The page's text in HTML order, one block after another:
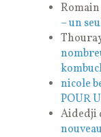
Romain
– un
nicole
POUR
Aidedji